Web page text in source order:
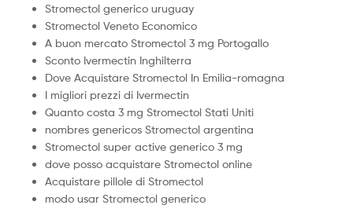
Stromectol generico uruguay
Stromectol Veneto Economico
A buon mercato Stromectol 3 mg Portogallo
Sconto Ivermectin Inghilterra
Dove Acquistare Stromectol In Emilia-romagna
I migliori prezzi di Ivermectin
Quanto costa 3 mg Stromectol Stati Uniti
nombres genericos Stromectol argentina
Stromectol super active generico 3 mg
dove posso acquistare Stromectol online
Acquistare pillole di Stromectol
modo usar Stromectol generico